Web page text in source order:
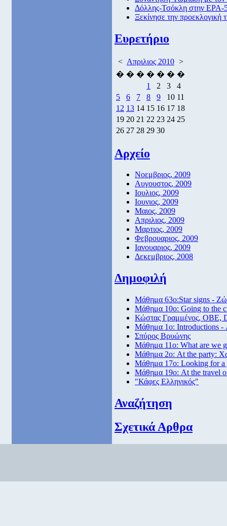
Δόλλης-Τσόκλη στην ΕΡΑ-
Ξεκίνησε την προεκλογική
Ευρετήριο
< Απριλιος 2010 >
� � � � � � �
1
2 3
4
5
6 7 8 9 10 11
12 13 14 15 16 17 18
19 20 21 22 23 24 25
26 27 28 29 30
Αρχείο
Νοεμβριος, 2009
Αυγουστος, 2009
Ιουλιος, 2009
Ιουνιος, 2009
Μαιος, 2009
Απριλιος, 2009
Μαρτιος, 2009
Φεβρουαριος, 2009
Ιανουαριος, 2009
Δεκεμβριος, 2008
Δημοφιλή
Μάθημα 63ο:Star signs -
Μάθημα 10ο: Going to the
Κώστας Γραμμένος, ΟΒΕ,
Μάθημα 1ο: Introductions -
Σπύρος Βρυώνης
Μάθημα 11ο: What are we
Μάθημα 2ο: At the party:
Μάθημα 17ο: Looking for a
Μάθημα 19ο: At the travel
"Κάφες Ελληνικός"
Αναζήτηση
Σχετικά Αρθρα